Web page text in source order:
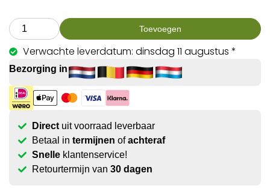
Toevoegen
Verwachte leverdatum: dinsdag 11 augustus *
Bezorging in
Directuit voorraad leverbaar
Betaal in termijnen ofachteraf
Snelleklantenservice!
Retourtermijn van 30 dagen